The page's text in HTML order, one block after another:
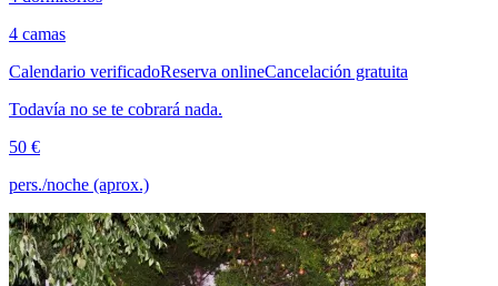
4 camas
Calendario verificadoReserva onlineCancelación gratuita
Todavía no se te cobrará nada.
50 €
pers./noche (aprox.)